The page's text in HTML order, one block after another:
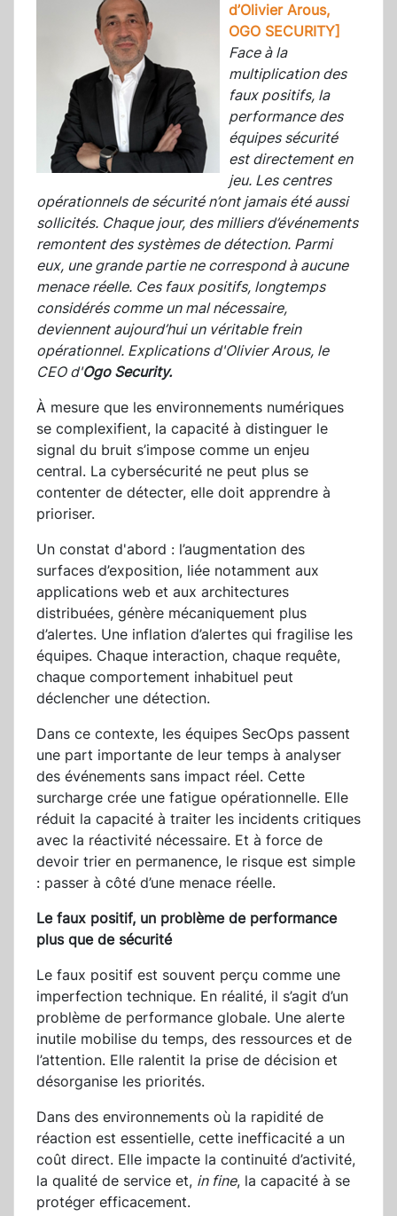
d’Olivier Arous,
OGO SECURITY]
Face à la
multiplication des
faux positifs, la
performance des
équipes sécurité
est directement en
jeu. Les centres
opérationnels de sécurité n’ont jamais été aussi
sollicités. Chaque jour, des milliers d’événements
remontent des systèmes de détection. Parmi
eux, une grande partie ne correspond à aucune
menace réelle. Ces faux positifs, longtemps
considérés comme un mal nécessaire,
deviennent aujourd’hui un véritable frein
opérationnel. Explications d'Olivier Arous, le
CEO d'Ogo Security.
À mesure que les environnements numériques
se complexifient, la capacité à distinguer le
signal du bruit s’impose comme un enjeu
central. La cybersécurité ne peut plus se
contenter de détecter, elle doit apprendre à
prioriser.
Un constat d'abord : l’augmentation des
surfaces d’exposition, liée notamment aux
applications web et aux architectures
distribuées, génère mécaniquement plus
d’alertes. Une inflation d’alertes qui fragilise les
équipes. Chaque interaction, chaque requête,
chaque comportement inhabituel peut
déclencher une détection.
Dans ce contexte, les équipes SecOps passent
une part importante de leur temps à analyser
des événements sans impact réel. Cette
surcharge crée une fatigue opérationnelle. Elle
réduit la capacité à traiter les incidents critiques
avec la réactivité nécessaire. Et à force de
devoir trier en permanence, le risque est simple
: passer à côté d’une menace réelle.
Le faux positif, un problème de performance
plus que de sécurité
Le faux positif est souvent perçu comme une
imperfection technique. En réalité, il s’agit d’un
problème de performance globale. Une alerte
inutile mobilise du temps, des ressources et de
l’attention. Elle ralentit la prise de décision et
désorganise les priorités.
Dans des environnements où la rapidité de
réaction est essentielle, cette inefficacité a un
coût direct. Elle impacte la continuité d’activité,
la qualité de service et, in fine, la capacité à se
protéger efficacement.